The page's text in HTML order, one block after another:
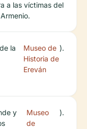
a las víctimas del
la
Museo de
Historia de
Ereván
).
y
Museo
de
).